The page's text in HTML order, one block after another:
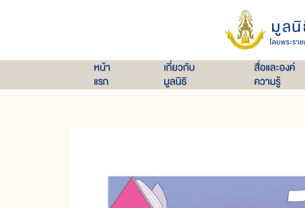
หน้า
แรก
เกี่ยวกับ
มูลนิธิ
สื่อและองค์
ความรู้